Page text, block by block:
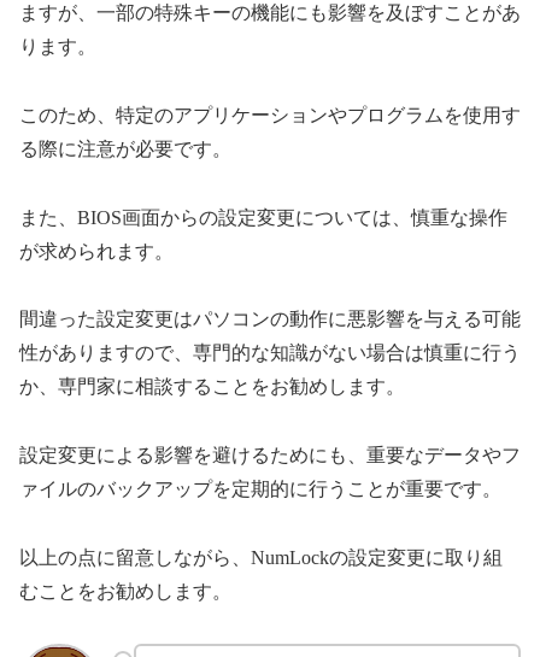
ますが、一部の特殊キーの機能にも影響を及ぼすことがあ
ります。
このため、特定のアプリケーションやプログラムを使用す
る際に注意が必要です。
また、BIOS画面からの設定変更については、慎重な操作
が求められます。
間違った設定変更はパソコンの動作に悪影響を与える可能
性がありますので、専門的な知識がない場合は慎重に行う
か、専門家に相談することをお勧めします。
設定変更による影響を避けるためにも、重要なデータやフ
ァイルのバックアップを定期的に行うことが重要です。
以上の点に留意しながら、NumLockの設定変更に取り組
むことをお勧めします。